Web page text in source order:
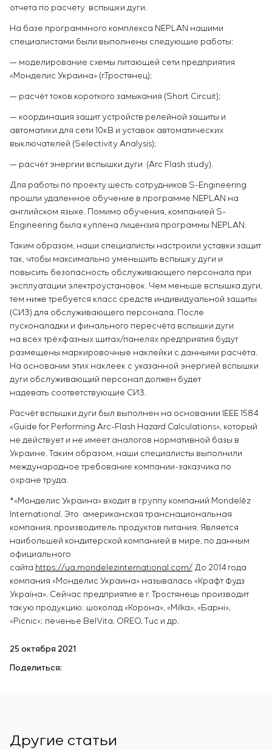
отчета по расчету вспышки дуги.
На базе программного комплекса NEPLAN нашими
специалистами были выполнены следующие работы:
— моделирование схемы питающей сети предприятия
«Монделис Украина» (г.Тростянец);
— расчёт токов короткого замыкания (Short Circuit);
— координация защит устройств релейной защиты и
автоматики для сети 10кВ и уставок автоматических
выключателей (Selectivity Analysis);
— расчёт энергии вспышки дуги (Arc Flash study).
Для работы по проекту шесть сотрудников S-Engineering
прошли удаленное обучение в программе NEPLAN на
английском языке. Помимо обучения, компанией S-
Engineering была куплена лицензия программы NEPLAN.
Таким образом, наши специалисты настроили уставки защит
так, чтобы максимально уменьшить вспышку дуги и
повысить безопасность обслуживающего персонала при
эксплуатации электроустановок. Чем меньше вспышка дуги,
тем ниже требуется класс средств индивидуальной защиты
(СИЗ) для обслуживающего персонала. После
пусконаладки и финального пересчёта вспышки дуги
на всех трёхфазных щитах/панелях предприятия будут
размещены маркировочные наклейки с данными расчёта.
На основании этих наклеек с указанной энергией вспышки
дуги обслуживающий персонал должен будет
надевать соответствующие СИЗ.
Расчёт вспышки дуги был выполнен на основании IEEE 1584
«Guide for Performing Arc-Flash Hazard Calculations», который
не действует и не имеет аналогов нормативной базы в
Украине. Таким образом, наши специалисты выполнили
международное требование компании-заказчика по
охране труда.
*«Монделис Украина» входит в группу компаний Mondelēz
International. Это американская транснациональная
компания, производитель продуктов питания. Является
наибольшей кондитерской компанией в мире, по данным
официального
сайта https://ua.mondelezinternational.com/ До 2014 года
компания «Монделис Украина» называлась «Крафт Фудз
Україна». Сейчас предприятие в г. Тростянець производит
такую продукцию: шоколад «Корона», «Milka», «Барні»,
«Picnic»; печенье BelVita, OREO, Tuc и др.
25 октября 2021
Поделиться:
Другие статьи